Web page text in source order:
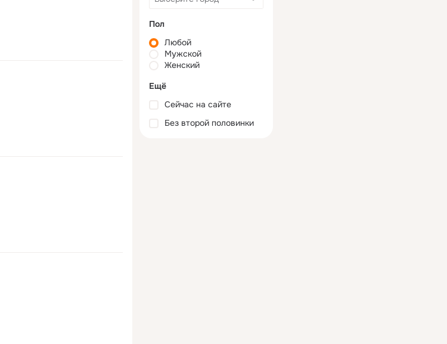
Пол
Любой
Мужской
Женский
Ещё
Сейчас на сайте
Без второй половинки